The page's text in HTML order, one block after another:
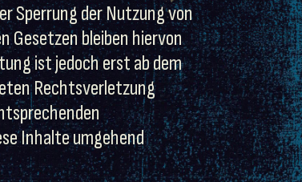
Sperrung der Nutzung von
Gesetzen bleiben hiervon
ist jedoch erst ab dem
Rechtsverletzung
Inhalte umgehend